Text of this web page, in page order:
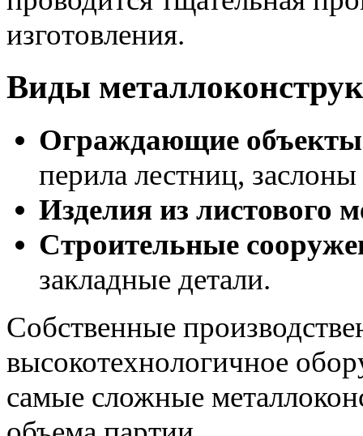
изготовления.
Виды
Ограждающие объекты
перила лестниц, заслоны
Изделия из листового
Строительные
закладные детали.
Собственные
высокотехнологичное
самые сложные